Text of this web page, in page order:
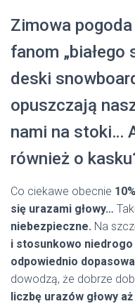
Zimowa
fanom
deski
opuszczają
nami na stoki…
również o
Co ciekawe obecnie
się urazami głowy…
niebezpieczne. Na
i stosunkowo
odpowiednio
dowodzą, że dobrze
liczbę urazów głowy aż